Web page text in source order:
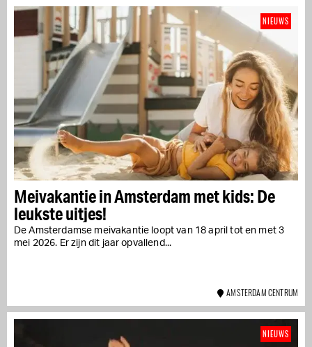
Meivakantie in Amsterdam met kids: De
leukste uitjes!
De Amsterdamse meivakantie loopt van 18 april tot en met 3
mei 2026. Er zijn dit jaar opvallend...
NIEUWS
AMSTERDAM CENTRUM
NIEUWS